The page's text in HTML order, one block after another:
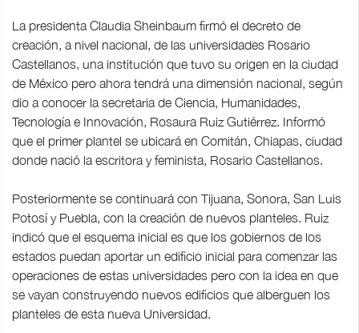
La presidenta Claudia Sheinbaum firmó el decreto de
creación, a nivel nacional, de las universidades Rosario
Castellanos, una institución que tuvo su origen en la ciudad
de México pero ahora tendrá una dimensión nacional, según
dio a conocer la secretaria de Ciencia, Humanidades,
Tecnología e Innovación, Rosaura Ruiz Gutiérrez. Informó
que el primer plantel se ubicará en Comitán, Chiapas, ciudad
donde nació la escritora y feminista, Rosario Castellanos.
Posteriormente se continuará con Tijuana, Sonora, San Luis
Potosí y Puebla, con la creación de nuevos planteles. Ruiz
indicó que el esquema inicial es que los gobiernos de los
estados puedan aportar un edificio inicial para comenzar las
operaciones de estas universidades pero con la idea en que
se vayan construyendo nuevos edificios que alberguen los
planteles de esta nueva Universidad.